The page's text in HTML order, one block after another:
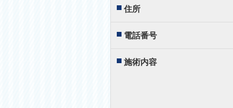
住所
電話番号
施術内容